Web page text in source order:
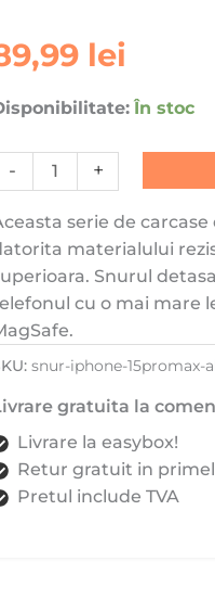
lei
În stoc
-
Pro
+
serie de
materialului
Snurul
cu o mai mare
snur-iphone-15promax-
gratuita la
Livrare la easybox!
Retur gratuit in
Pretul include TVA